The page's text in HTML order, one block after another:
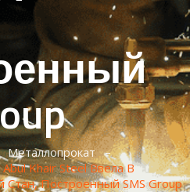
Металлопрокат–
Khair Steel Ввела В
Стан, Построенный SMS Group